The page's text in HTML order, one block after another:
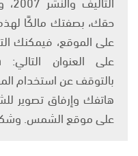
حقك، بصفتك مالكًا
على الموقع، فيمكنك
بالتوقف عن استخدام
هاتفك وإرفاق تصوير
على موقع الشمس.